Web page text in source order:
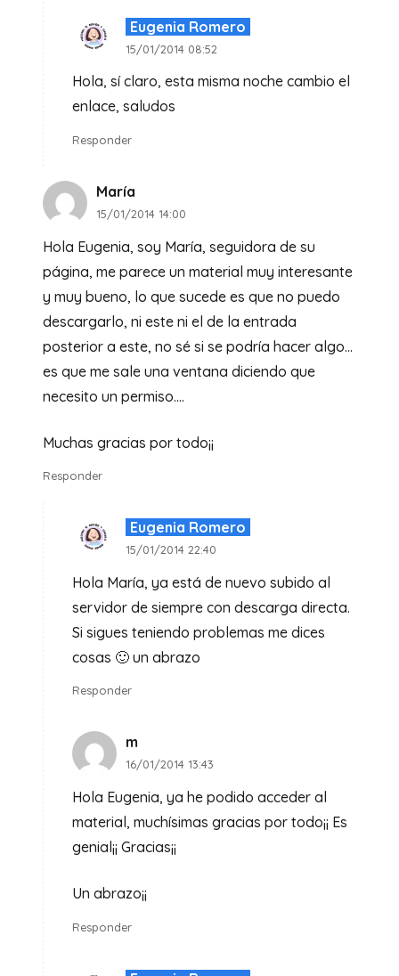
Eugenia Romero
15/01/2014 08:52
Hola, sí claro, esta misma noche cambio el
enlace, saludos
Responder
María
15/01/2014 14:00
Hola Eugenia, soy María, seguidora de su
página, me parece un material muy interesante
y muy bueno, lo que sucede es que no puedo
descargarlo, ni este ni el de la entrada
posterior a este, no sé si se podría hacer algo…
es que me sale una ventana diciendo que
necesito un permiso….
Muchas gracias por todo¡¡
Responder
Eugenia Romero
15/01/2014 22:40
Hola María, ya está de nuevo subido al
servidor de siempre con descarga directa.
Si sigues teniendo problemas me dices
cosas 🙂 un abrazo
Responder
m
16/01/2014 13:43
Hola Eugenia, ya he podido acceder al
material, muchísimas gracias por todo¡¡ Es
genial¡¡ Gracias¡¡
Un abrazo¡¡
Responder